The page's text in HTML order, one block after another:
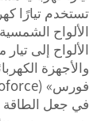
الخدمات
الأخبار
اتصل بنا
الألواح
الألواح إلى
والأجهزة
في جعل الطاقة